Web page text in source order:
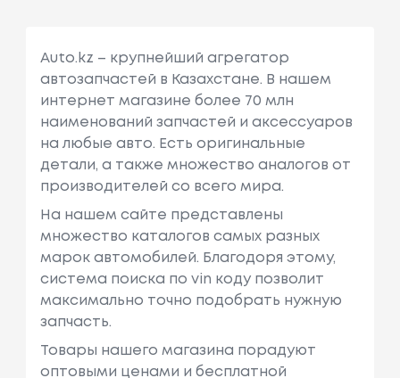
Auto.kz – крупнейший агрегатор
автозапчастей в Казахстане. В нашем
интернет магазине более 70 млн
наименований запчастей и аксессуаров
на любые авто. Есть оригинальные
детали, а также множество аналогов от
производителей со всего мира.
На нашем сайте представлены
множество каталогов самых разных
марок автомобилей. Благодоря этому,
система поиска по vin коду позволит
максимально точно подобрать нужную
запчасть.
Товары нашего магазина порадуют
оптовыми ценами и бесплатной